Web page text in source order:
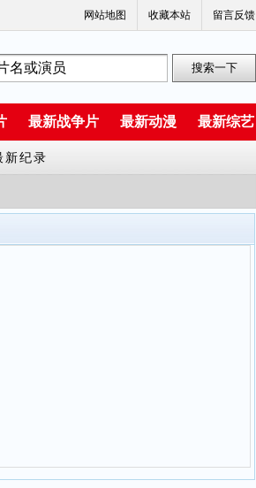
留言反馈
收藏本站
网站地图
最新战争片 最新动漫 最新综艺
新纪录